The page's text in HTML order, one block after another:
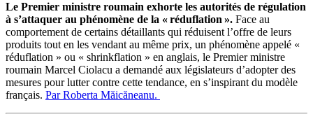
Le Premier ministre roumain exhorte les autorités de régulation
à s’attaquer au phénomène de la « réduflation ». Face au
comportement de certains détaillants qui réduisent l’offre de leurs
produits tout en les vendant au même prix, un phénomène appelé «
réduflation » ou « shrinkflation » en anglais, le Premier ministre
roumain Marcel Ciolacu a demandé aux législateurs d’adopter des
mesures pour lutter contre cette tendance, en s’inspirant du modèle
français. Par Roberta Măicăneanu.